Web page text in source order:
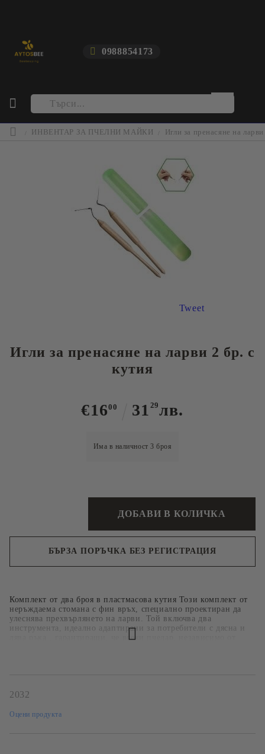
0988854173
ИНВЕНТАР ЗА ПЧЕЛНИ МАЙКИ Игли за пренасяне на
Tweet
Игли за пренасяне на ларви 2 бр. с
кутия
€1600 31 29лв.
Има в наличност3 броя
Комплект от два броя в пластмасова кутия Този комплект от
неръждаема стомана с фин връх, специално проектиран да
улеснява прехвърлянето на ларви. Той включва два
инструмента, идеално адаптирани за потребители с дясна и
лява ръка , гарантиращи, че всеки пчелар, независимо от
БЪРЗА ПОРЪЧКА БЕЗ РЕГИСТРАЦИЯ
2032
Оцени продукта